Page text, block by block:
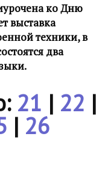
ко Дню
выставка
техники, в
два
21 | 22 |
| 26